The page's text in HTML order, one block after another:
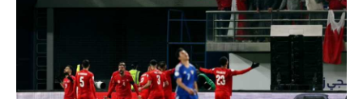
تحقيق في الجول
تقرير في الجول
تحليل في الجول